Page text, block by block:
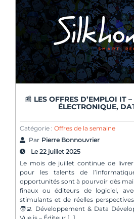
📰 LES OFFRES D’EMPLOI IT
ÉLECTRONIQUE,
Catégorie : Offres de la semaine
Par Pierre Bonnouvrier
Le 22 juillet 2025
Le mois de juillet continue de
pour les talents de
opportunités sont à pourvoir dès
finaux ou éditeurs de logiciel,
stimulants et de réelles
🧑‍💻 Développement & Data